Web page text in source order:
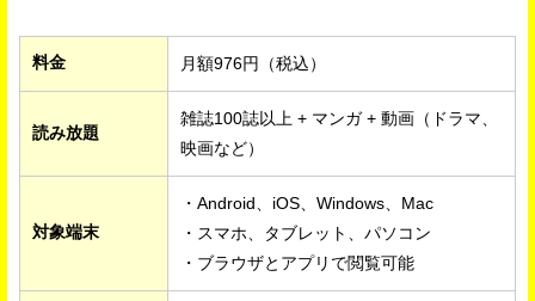
料金 月額976円（税込）
読み放題
雑誌100誌以上 + マンガ + 動画（ドラマ、
映画など）
対象端末
・Android、iOS、Windows、Mac
・スマホ、タブレット、パソコン
・ブラウザとアプリで閲覧可能